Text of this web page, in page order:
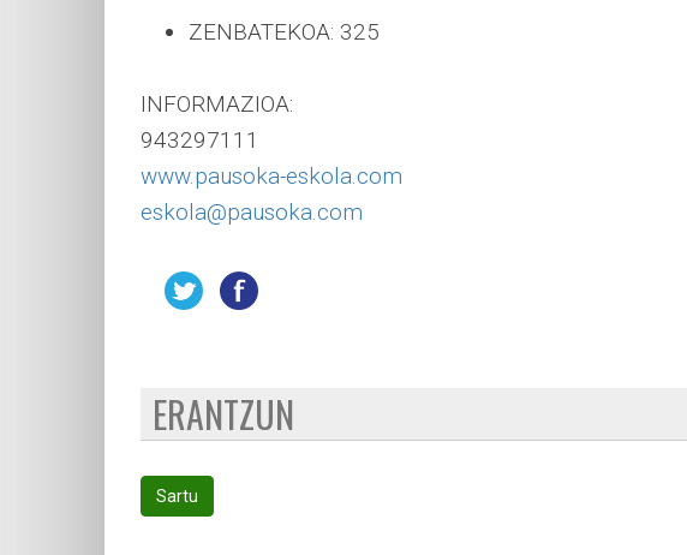
ZENBATEKOA: 325 
INFORMAZIOA:
943297111
www.pausoka-eskola.com
eskola@pausoka.com
ERANTZUN
Sartu